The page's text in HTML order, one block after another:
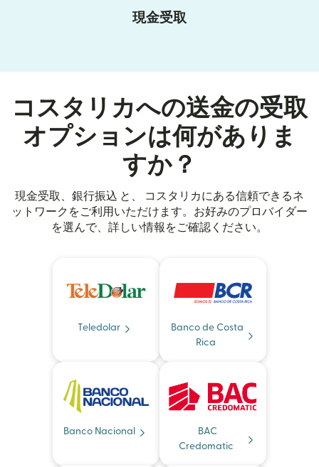
現金受取
コスタリカへの送金の受取
オプションは何がありま
すか？
現金受取、銀行振込 と、 コスタリカにある信頼できるネ
ットワークをご利用いただけます。お好みのプロバイダー
を選んで、詳しい情報をご確認ください。
Teledolar
Banco de Costa
Rica
Banco Nacional
BAC
Credomatic